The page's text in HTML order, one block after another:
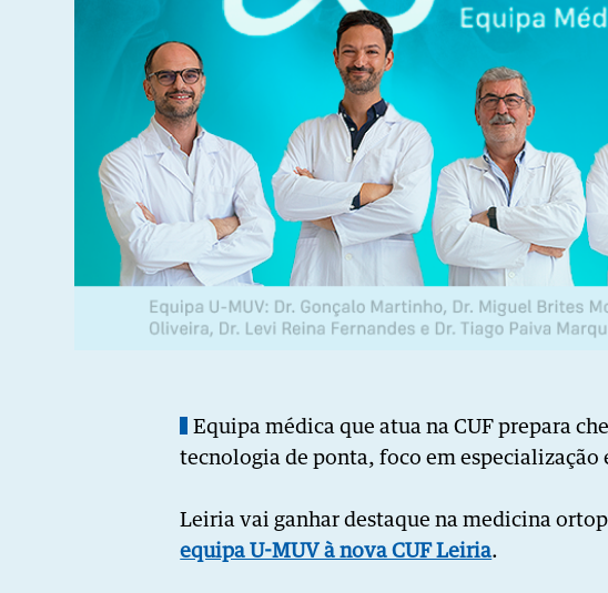
Equipa médica que atua na CUF prepara
tecnologia de ponta, foco em
Leiria vai ganhar destaque na medicina
equipa U-MUV à nova CUF Leiria.